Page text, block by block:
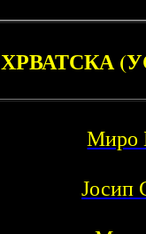
ХРВАТСКА
Миро
Јосип